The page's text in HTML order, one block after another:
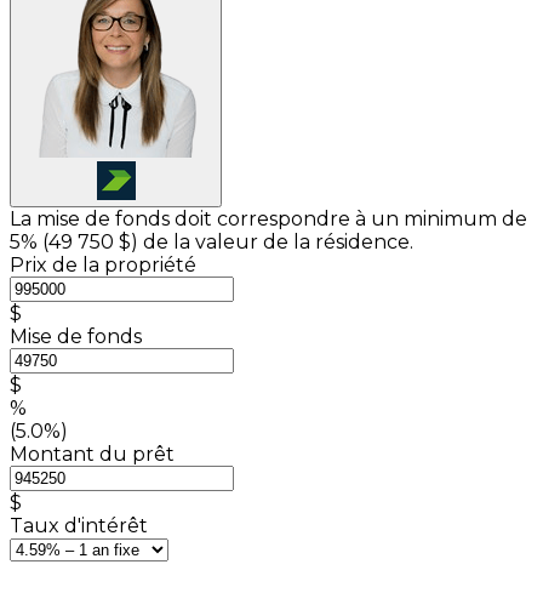
La mise de fonds doit correspondre à un minimum de
5% (49 750 $) de la valeur de la résidence.
Prix de la propriété
$
Mise de fonds
$
%
(5.0%)
Montant du prêt
$
Taux d'intérêt